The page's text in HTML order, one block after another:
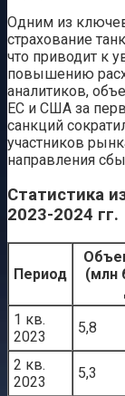
Одним из
страхование
что приводит к
повышению
аналитиков,
ЕС и США за
санкций
участников
направления
Статистика
2023-2024 гг.
Период
(млн
1 кв.
2023
5,8
2 кв.
2023
5,3